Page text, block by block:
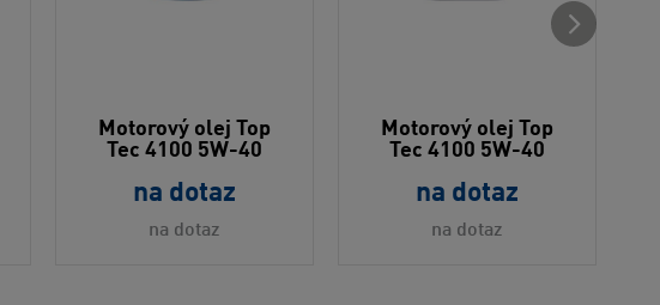
Motorový olej Top
Tec 4100 5W-40
na dotaz
na dotaz
Motorový olej Top
Tec 4100 5W-40
na dotaz
na dotaz